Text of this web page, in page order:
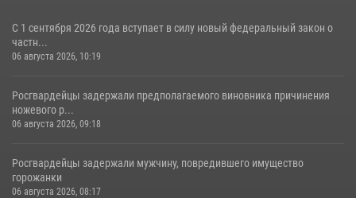
С 1 сентября 2026 года вступает в силу новый федеральный закон о
частн...
06 августа 2026, 10:19
Росгвардейцы задержали предполагаемого виновника причинения
ножевого р...
06 августа 2026, 09:18
Росгвардейцы задержали мужчину, повредившего имущество
горожанки
06 августа 2026, 08:17